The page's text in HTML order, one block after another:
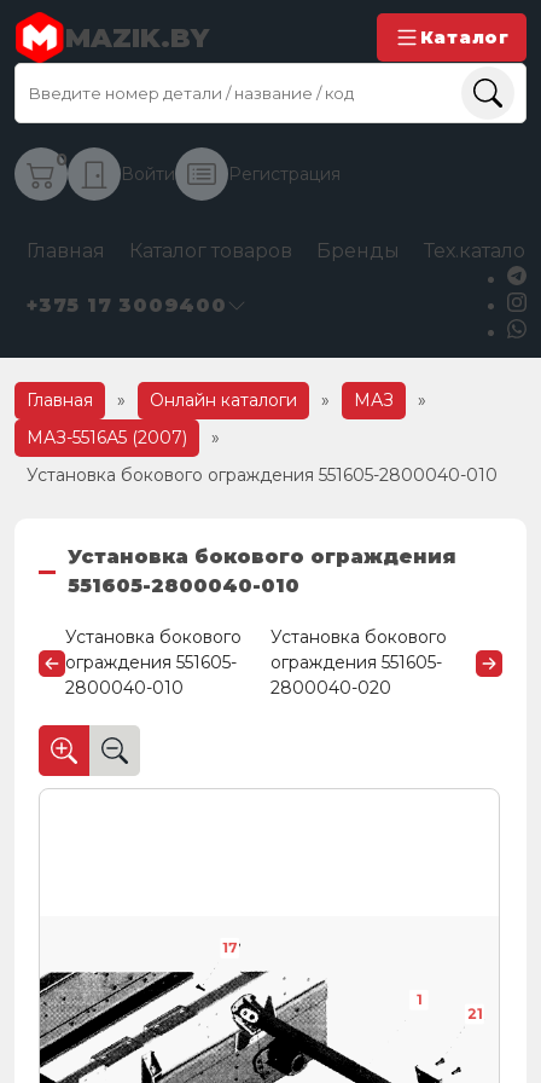
MAZIK.BY Каталог
0
Войти Регистрация
Главная Каталог товаров Бренды
+375 17 3009400
Главная » Онлайн каталоги » МАЗ
»
МАЗ-5516А5 (2007)
»
Установка бокового ограждения 551605-2800040-010
Установка бокового ограждения
551605-2800040-010
Установка бокового
ограждения 551605-
2800040-010
Установка бокового
ограждения 551605-
2800040-020
1
17
21